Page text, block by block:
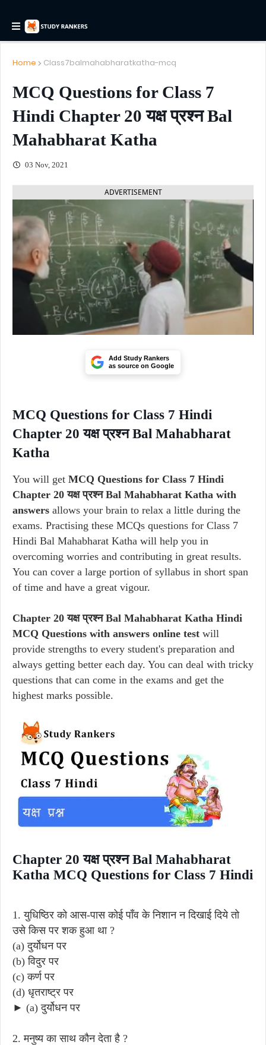
Home Class7balmahabharatkatha-mcq
MCQ Questions for Class 7
Hindi Chapter 20 यक्ष प्रश्न Bal
Mahabharat Katha
03 Nov, 2021
ADVERTISEMENT
Add Study Rankers
as source on Google
MCQ Questions for Class 7 Hindi
Chapter 20 यक्ष प्रश्न Bal Mahabharat
Katha
You will get MCQ Questions for Class 7 Hindi
Chapter 20 यक्ष प्रश्न Bal Mahabharat Katha with
answers allows your brain to relax a little during the
exams. Practising these MCQs questions for Class 7
Hindi Bal Mahabharat Katha will help you in
overcoming worries and contributing in great results.
You can cover a large portion of syllabus in short span
of time and have a great vigour.
Chapter 20 यक्ष प्रश्न Bal Mahabharat Katha Hindi
MCQ Questions with answers online test will
provide strengths to every student's preparation and
always getting better each day. You can deal with tricky
questions that can come in the exams and get the
highest marks possible.
Chapter 20 यक्ष प्रश्न Bal Mahabharat
Katha MCQ Questions for Class 7 Hindi
1. युधिष्ठिर को आस-पास कोई पाँव के निशान न दिखाई दिये तो
उसे किस पर शक हुआ था ?
(a) दुर्योधन पर
(b) विदुर पर
(c) कर्ण पर
(d) धृतराष्ट्र पर
► (a) दुर्योधन पर
2. मनुष्य का साथ कौन देता है ?